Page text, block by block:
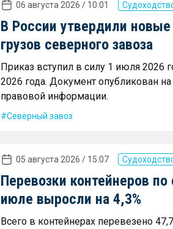
06 августа 2026 / 10:01
В России утвердили
грузов северного завоза
Приказ вступил в силу 1 июля 2026
2026 года. Документ опубликован
правовой информации.
Северный завоз
05 августа 2026 / 15:07
Перевозки контейнеров
июле выросли на 4,3%
Всего в контейнерах перевезено